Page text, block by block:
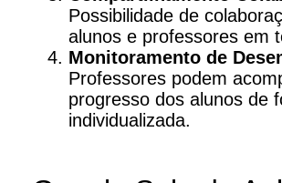
Possibilidade de
alunos e professores em
Monitoramento de
Professores podem
progresso dos alunos de
individualizada.